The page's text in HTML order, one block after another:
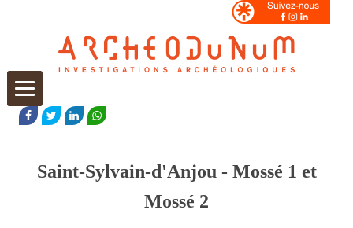
FACEBOOK
TWITTERLINKEDIN
Saint-Sylvain-d'Anjou - Mossé 1 et
Mossé 2